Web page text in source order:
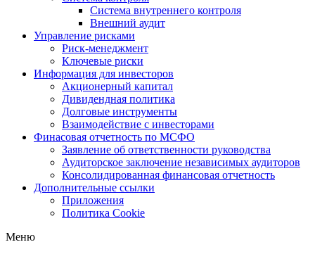
Система внутреннего контроля
Внешний аудит
Управление рисками
Риск-менеджмент
Ключевые риски
Информация для инвесторов
Акционерный капитал
Дивидендная политика
Долговые инструменты
Взаимодействие с инвеcторами
Финасовая отчетность по МСФО
Заявление об ответственности руководства
Аудиторское заключение независимых аудиторов
Консолидированная финансовая отчетность
Дополнительные ссылки
Приложения
Политика Cookie
Меню